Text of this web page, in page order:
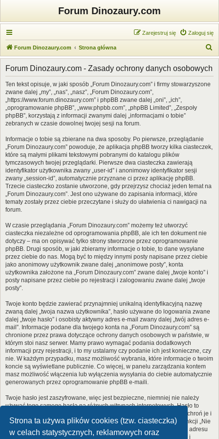
Strona ta używa plików cookies (tzw. ciasteczka)
w celach statystycznych, reklamowych oraz
Forum Dinozaury.com
Zaloguj się
Zarejestruj się
Forum Dinozaury.com Strona główna
z
Forum Dinozaury.com - Zasady ochrony danych osobowych
Ten tekst opisuje, w jaki sposób „Forum Dinozaury.com” i firmy stowarzyszone
zwane dalej „my”, „nas”, „nasz”, „Forum Dinozaury.com”,
„https://www.forum.dinozaury.com” i phpBB zwane dalej „oni”, „ich”,
„oprogramowanie phpBB”, „www.phpbb.com”, „phpBB Limited”, „Zespoły
phpBB”, korzystają z informacji zwanymi dalej „informacjami o tobie”
zebranych w czasie dowolnej twojej sesji na forum.
Informacje o tobie są zbierane na dwa sposoby. Po pierwsze, przeglądanie
„Forum Dinozaury.com” powoduje, że aplikacja phpBB tworzy kilka ciasteczek,
które są małymi plikami tekstowymi pobranymi do katalogu plików
tymczasowych twojej przeglądarki. Pierwsze dwa ciasteczka zawierają
identyfikator użytkownika zwany „user-id” i anonimowy identyfikator sesji
zwany „session-id”, automatycznie przyznane ci przez aplikację phpBB.
Trzecie ciasteczko zostanie utworzone, gdy przejrzysz chociaż jeden temat na
„Forum Dinozaury.com”. Jest ono używane do zapisania informacji, które
tematy zostały przez ciebie przeczytane i służy do ułatwienia ci nawigacji na
forum.
W czasie przeglądania „Forum Dinozaury.com” możemy też utworzyć
ciasteczka niezależne od oprogramowania phpBB, ale ich ten dokument nie
dotyczy – ma on opisywać tylko strony stworzone przez oprogramowanie
phpBB. Drugi sposób, w jaki zbieramy informacje o tobie, to dane wysyłane
przez ciebie do nas. Mogą być to między innymi posty napisane przez ciebie
jako anonimowy użytkownik zwane dalej „anonimowe posty”, konta
użytkownika założone na „Forum Dinozaury.com” zwane dalej „twoje konto” i
posty napisane przez ciebie po rejestracji i zalogowaniu zwane dalej „twoje
posty”.
Twoje konto będzie zawierać przynajmniej unikalną identyfikacyjną nazwę
zwaną dalej „twoja nazwa użytkownika”, hasło używane do logowania zwane
dalej „twoje hasło” i osobisty aktywny adres e-mail zwany dalej „twój adres e-
mail”. Informacje podane dla twojego konta na „Forum Dinozaury.com” są
chronione przez prawa dotyczące ochrony danych osobowych w państwie, w
którym stoi nasz serwer. Mamy prawo wymagać podania dodatkowych
informacji przy rejestracji, i to my ustalamy czy podanie ich jest konieczne, czy
nie. W każdym przypadku, masz możliwość wybrania, które informacje o twoim
koncie są wyświetlane publicznie. Co więcej, w panelu zarządzania kontem
masz możliwość włączenia lub wyłączenia wysyłania do ciebie automatycznie
generowanych przez oprogramowanie phpBB e-maili.
Twoje hasło jest zaszyfrowane, więc jest bezpieczne, niemniej nie należy
używać tego samego hasła na różnych witrynach internetowych. Hasło to
umożliwia dostęp do twojego konta na „Forum Dinozaury.com”, więc chroń je i
w żadnym wypadku nie podawajnikomu. Jeśli je zapomnisz, użyj funkcji „Nie
pamiętam hasła”. Witryna poprosi cię o podanie nazwy użytkownika i adresu
e-mail. Po podaniu tych danych zostanie wygenerowane nowe hasło i